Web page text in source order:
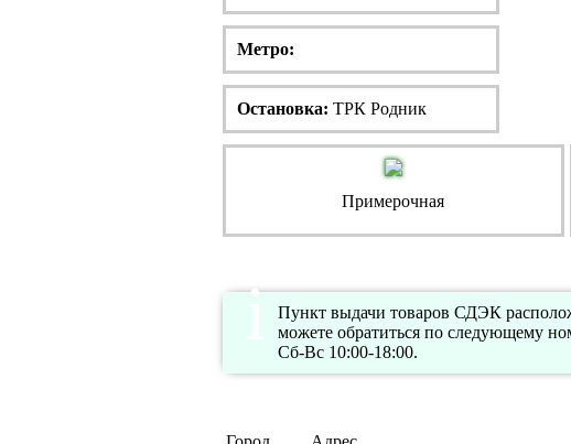
Метро:
Остановка: ТРК Родник
Примерочная
Пункт выдачи товаров СДЭК
можете обратиться по следующему
Сб-Вс 10:00-18:00.